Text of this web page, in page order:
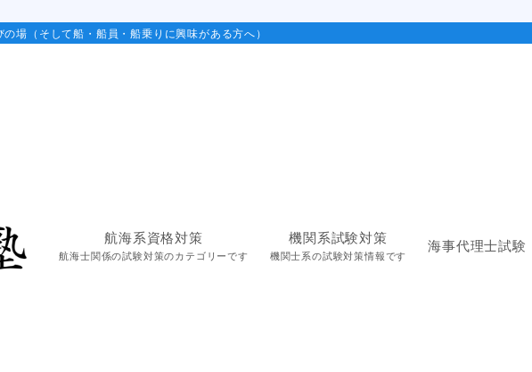
場（そして船・船員・船乗りに興味がある方へ）
航海系資格対策
航海士関係の試験対策のカテゴリーです
機関系試験対策
機関士系の試験対策情報です
海事代理士試験